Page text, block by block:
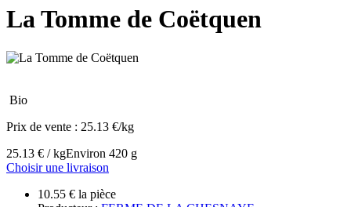
La Tomme de Coëtquen
Bio
Prix de vente : 25.13 €/kg
25.13 € / kgEnviron 420 g
Choisir une livraison
10.55 € la pièce